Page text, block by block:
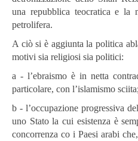
una repubblica teocratica e la
petrolifera.
A ciò si è aggiunta la politica
motivi sia religiosi sia politici:
a - l’ebraismo è in netta
particolare, con l’islamismo sciita;
b - l’occupazione progressiva
uno Stato la cui esistenza è
concorrenza co i Paesi arabi